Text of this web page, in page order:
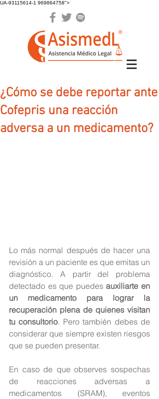
UA-93115614-1 969864758">
¿Cómo se debe reportar ante
Cofepris una reacción
adversa a un medicamento?
Lo más normal después de hacer una
revisión a un paciente es que emitas un
diagnóstico. A partir del problema
detectado es que puedes auxiliarte en
un medicamento para lograr la
recuperación plena de quienes visitan
tu consultorio. Pero también debes de
considerar que siempre existen riesgos
que se pueden presentar.
En caso de que observes sospechas
de reacciones adversas a
medicamentos (SRAM), eventos